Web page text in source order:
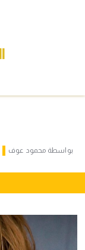
بواسطة محمود عوف